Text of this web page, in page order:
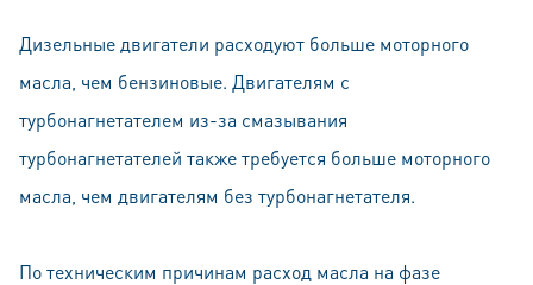
Дизельные двигатели расходуют больше моторного
масла, чем бензиновые. Двигателям с
турбонагнетателем из-за смазывания
турбонагнетателей также требуется больше моторного
масла, чем двигателям без турбонагнетателя.
По техническим причинам расход масла на фазе